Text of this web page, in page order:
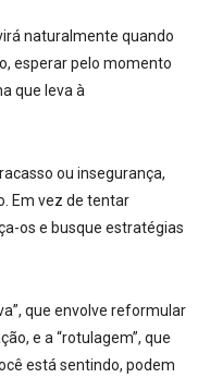
naturalmente quando
esperar pelo momento
que leva à
ou insegurança,
. Em vez de tentar
os e busque estratégias
, que envolve reformular
e a “rotulagem”, que
está sentindo, podem